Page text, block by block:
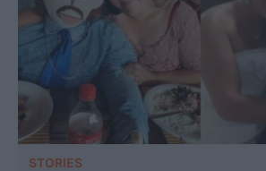
STORIES